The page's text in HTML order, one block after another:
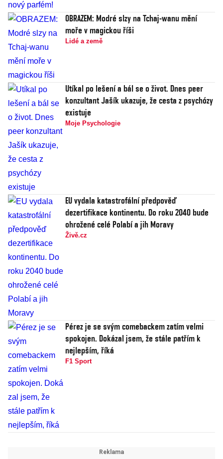
OBRAZEM: Modré slzy na Tchaj-wanu mění
moře v magickou říši
Lidé a země
Utíkal po lešení a bál se o život. Dnes peer
konzultant Jašík ukazuje, že cesta z psychózy
existuje
Moje Psychologie
EU vydala katastrofální předpověď
dezertifikace kontinentu. Do roku 2040 bude
ohrožené celé Polabí a jih Moravy
Živě.cz
Pérez je se svým comebackem zatím velmi
spokojen. Dokázal jsem, že stále patřím k
nejlepším, říká
F1 Sport